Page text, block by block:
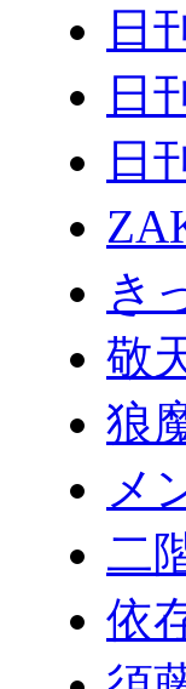
日
日
日
き
敬
狼
メ
二
依